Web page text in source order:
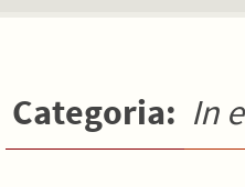
Categoria: In